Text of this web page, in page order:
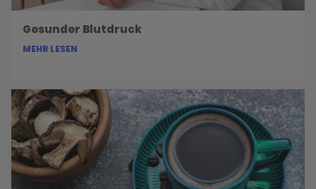
Gesunder Blutdruck
MEHR LESEN